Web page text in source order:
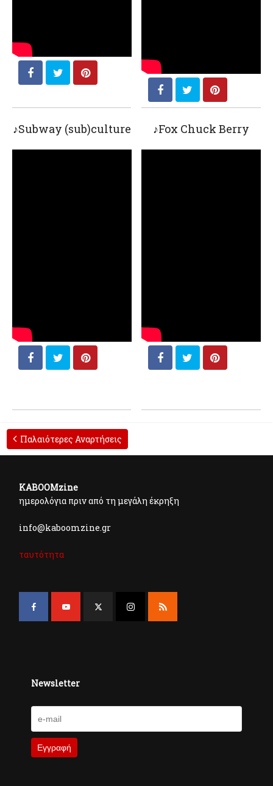
♪Subway (sub)culture ♪Fox Chuck Berry
Παλαιότερες Αναρτήσεις
KABOOMzine
ημερολόγια πριν από τη μεγάλη έκρηξη
info@kaboomzine.gr
ταυτότητα
Newsletter